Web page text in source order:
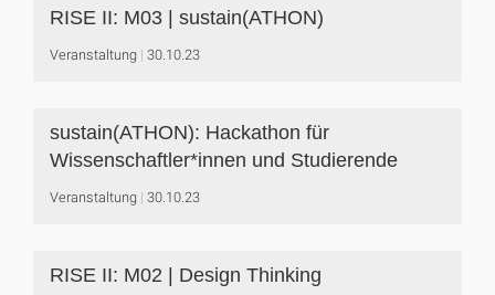
RISE II: M03 | sustain(ATHON)
Veranstaltung 30.10.23
sustain(ATHON): Hackathon für
Wissenschaftler*innen und Studierende
Veranstaltung 30.10.23
RISE II: M02 | Design Thinking